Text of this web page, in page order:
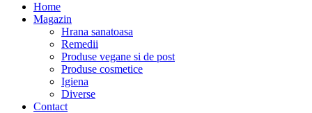
Home
Magazin
Hrana sanatoasa
Remedii
Produse vegane si de post
Produse cosmetice
Igiena
Diverse
Contact